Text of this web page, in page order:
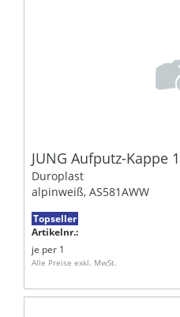
JUNG Aufputz-Kappe
Duroplast
alpinweiß, AS581AWW
Topseller
Artikelnr.:
je per 1
Alle Preise exkl. MwSt.